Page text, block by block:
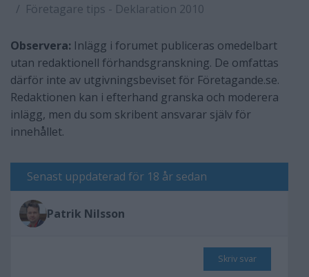
Företagare tips - Deklaration 2010
Observera: Inlägg i forumet publiceras omedelbart
utan redaktionell förhandsgranskning. De omfattas
därför inte av utgivningsbeviset för Företagande.se.
Redaktionen kan i efterhand granska och moderera
inlägg, men du som skribent ansvarar själv för
innehållet.
Senast uppdaterad för 18 år sedan
Patrik Nilsson
Skriv svar